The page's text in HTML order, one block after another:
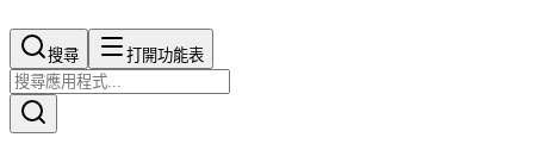
搜尋​​​​ 打開功能表